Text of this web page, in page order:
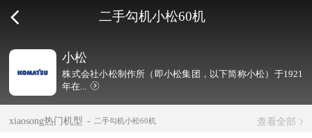
二手勾机小松60机
小松
株式会社小松制作所（即小松集团，以下简称小松）于1921
年在...
xiaosong热门机型 二手勾机小松60机 查看全部